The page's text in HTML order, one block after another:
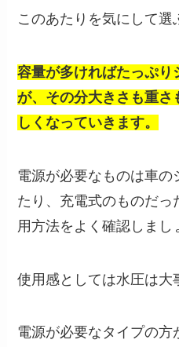
このあたりを気にして選
容量が多ければたっぷ
が、その分大きさも重
しくなっていきます。
電源が必要なものは車の
たり、充電式のものだっ
用方法をよく確認しまし
使用感としては水圧は大
電源が必要なタイプの方